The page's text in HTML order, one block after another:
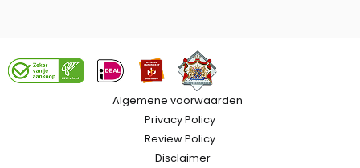
Algemene voorwaarden
Privacy Policy
Review Policy
Disclaimer